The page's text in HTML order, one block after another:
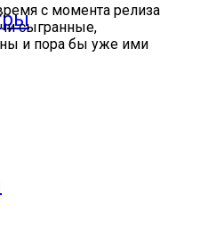
с момента релиза
сыгранные,
и пора бы уже ими